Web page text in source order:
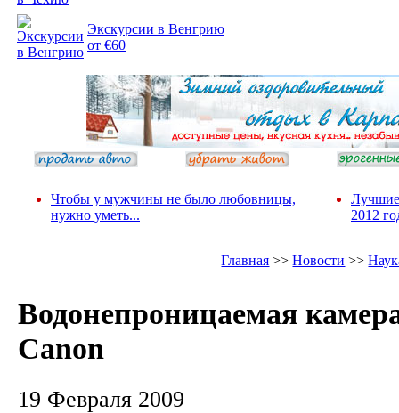
Экскурсии в Венгрию
от €60
Чтобы у мужчины не было любовницы,
нужно уметь...
Лучшие
2012
Главная >>Новости >>
Водонепроницаемая
Canon
19 Февраля 2009